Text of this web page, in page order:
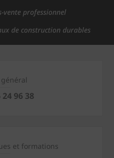
vente professionnel
de construction durables
24 96 38
et formations